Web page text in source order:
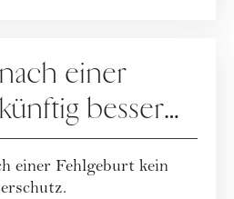
einer
besser
einer Fehlgeburt kein